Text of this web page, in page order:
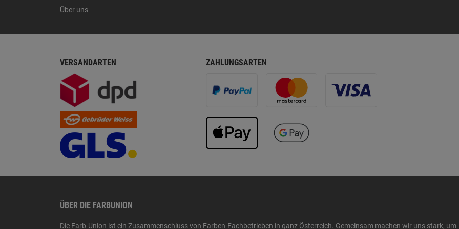
Über uns
VERSANDARTEN ZAHLUNGSARTEN
ÜBER DIE FARBUNION
Die Farb-Union ist ein Zusammenschluss von Farben-Fachbetrieben in ganz Österreich. Gemeinsam machen wir uns stark, um